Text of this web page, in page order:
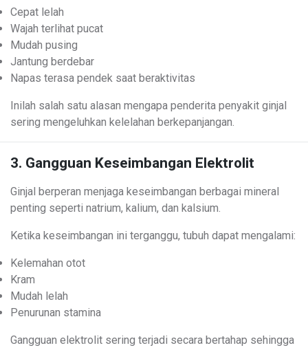
Cepat lelah
Wajah terlihat pucat
Mudah pusing
Jantung berdebar
Napas terasa pendek saat beraktivitas
Inilah salah satu alasan mengapa penderita penyakit ginjal
sering mengeluhkan kelelahan berkepanjangan.
3. Gangguan Keseimbangan Elektrolit
Ginjal berperan menjaga keseimbangan berbagai mineral
penting seperti natrium, kalium, dan kalsium.
Ketika keseimbangan ini terganggu, tubuh dapat mengalami:
Kelemahan otot
Kram
Mudah lelah
Penurunan stamina
Gangguan elektrolit sering terjadi secara bertahap sehingga